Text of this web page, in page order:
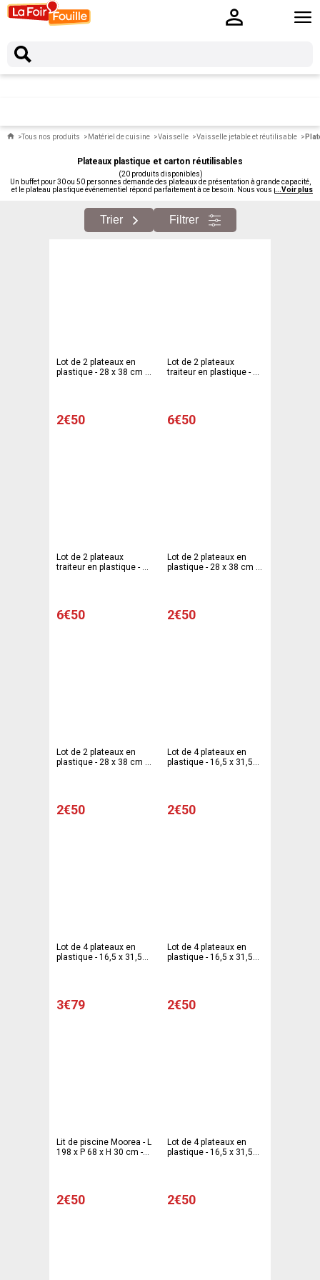
Tous nos produits Matériel de cuisine Vaisselle Vaisselle jetable et réutilisable
Plateaux plastique et carton réutilisables
(20 produits disponibles)
Un buffet pour 30 ou 50 personnes demande des plateaux de présentation à grande capacité,
et le plateau plastique événementiel répond parfaitement à ce besoin. Nous vous proposons
...Voir plus
Trier Filtrer
Lot de 2 plateaux en
plastique - 28 x 38 cm -
2€50
Lot de 2 plateaux
traiteur en plastique - 28
6€50
Lot de 2 plateaux
traiteur en plastique - 28
6€50
Lot de 2 plateaux en
plastique - 28 x 38 cm -
2€50
Lot de 2 plateaux en
plastique - 28 x 38 cm -
2€50
Lot de 4 plateaux en
plastique - 16,5 x 31,5
2€50
Lot de 4 plateaux en
plastique - 16,5 x 31,5
3€79
Lot de 4 plateaux en
plastique - 16,5 x 31,5
2€50
Lit de piscine Moorea - L
198 x P 68 x H 30 cm -
2€50
Lot de 4 plateaux en
plastique - 16,5 x 31,5
2€50